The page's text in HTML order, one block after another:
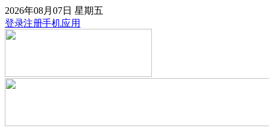
2026年08月07日 星期五
登录注册手机应用